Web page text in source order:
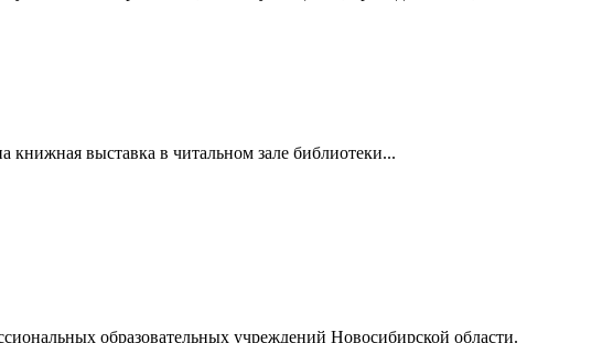
книжная выставка в читальном зале библиотеки...
образовательных учреждений Новосибирской области.